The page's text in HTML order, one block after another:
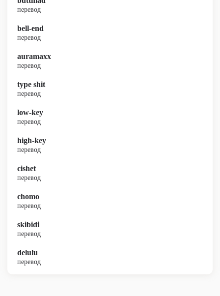
перевод
bell-end
перевод
auramaxx
перевод
type shit
перевод
low-key
перевод
high-key
перевод
cishet
перевод
chomo
перевод
skibidi
перевод
delulu
перевод